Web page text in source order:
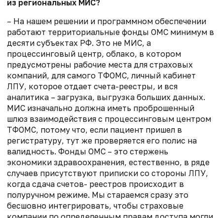
из региональных МИС?
– На нашем решении и программном обеспечении
работают территориальные фонды ОМС минимум в
десяти субъектах РФ. Это не МИС, а
процессинговый центр, облако, в котором
предусмотрены рабочие места для страховых
компаний, для самого ТФОМС, личный кабинет
ЛПУ, которое отдает счета-реестры, и вся
аналитика – загрузка, выгрузка больших данных.
МИС изначально должна иметь проброшенный
шлюз взаимодействия с процессинговым центром
ТФОМС, потому что, если пациент пришел в
регистратуру, тут же проверяется его полис на
валидность. Фонды ОМС – это стержень
экономики здравоохранения, естественно, в ряде
случаев присутствуют приписки со стороны ЛПУ,
когда сдача счетов- реестров происходит в
полуручном режиме. Мы стараемся сразу это
бесшовно интегрировать, чтобы страховые